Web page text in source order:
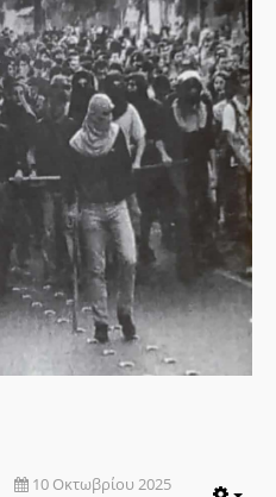
10 Οκτωβρίου 2025